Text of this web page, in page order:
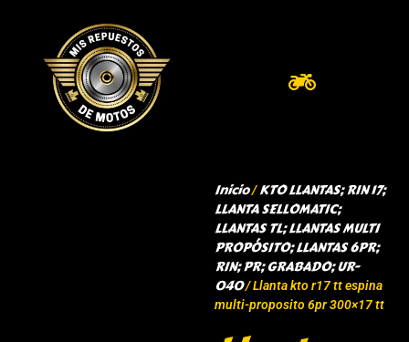
Inicio/KTO LLANTAS; RIN 17;
LLANTA SELLOMATIC;
LLANTAS TL; LLANTAS MULTI
PROPÓSITO; LLANTAS 6PR;
RIN; PR; GRABADO; UR-
040/ Llanta kto r17 tt espina
multi-proposito 6pr 300×17 tt